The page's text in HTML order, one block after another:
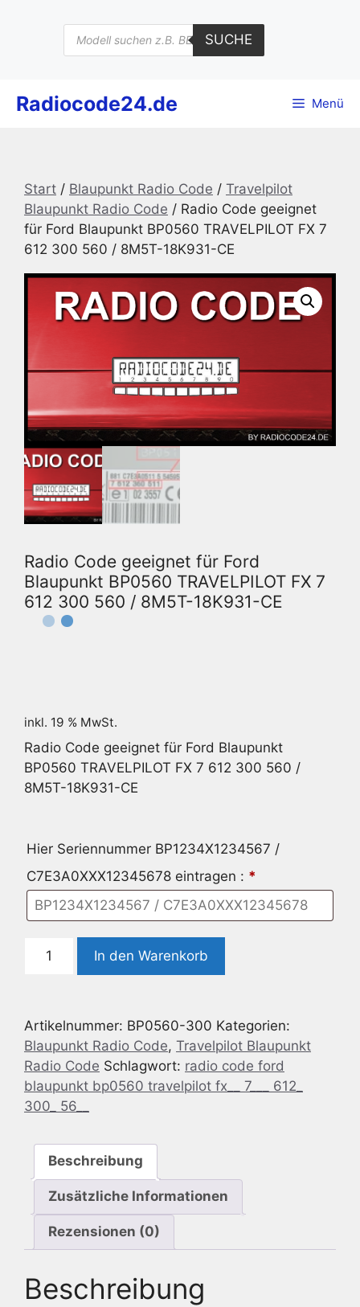
Products
search
SUCHE
Radiocode24.de Menü
Start / Blaupunkt Radio Code / Travelpilot
Blaupunkt Radio Code / Radio Code geeignet
für Ford Blaupunkt BP0560 TRAVELPILOT FX 7
612 300 560 / 8M5T-18K931-CE
Radio Code geeignet für Ford
Blaupunkt BP0560 TRAVELPILOT FX 7
612 300 560 / 8M5T-18K931-CE
inkl. 19 % MwSt.
Radio Code geeignet für Ford Blaupunkt
BP0560 TRAVELPILOT FX 7 612 300 560 /
8M5T-18K931-CE
Hier Seriennummer BP1234X1234567 /
C7E3A0XXX12345678 eintragen : *
Code
Ford
Blaupunkt
BP0560
TRAVELPILOT
FX
612
300
8M5T-
18K931-
Menge
In den Warenkorb
Artikelnummer: BP0560-300 Kategorien:
Blaupunkt Radio Code, Travelpilot Blaupunkt
Radio Code Schlagwort: radio code ford
blaupunkt bp0560 travelpilot fx__ 7___ 612_
300_ 56__
Beschreibung
Zusätzliche Informationen
Rezensionen (0)
Beschreibung